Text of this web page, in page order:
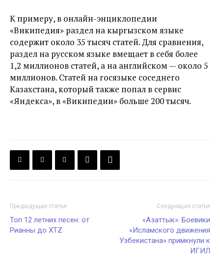
К примеру, в онлайн-энциклопедии
«Википедия» раздел на кыргызском языке
содержит около 35 тысяч статей. Для сравнения,
раздел на русском языке вмещает в себя более
1,2 миллионов статей, а на английском — около 5
миллионов. Статей на госязыке соседнего
Казахстана, который также попал в сервис
«Яндекса», в «Википедии» больше 200 тысяч.
Предыдущая статья
Топ 12 летних песен: от
Рианны до XTZ
Следующая статья
«Азаттык»: Боевики
«Исламского движения
Узбекистана» примкнули к
ИГИЛ